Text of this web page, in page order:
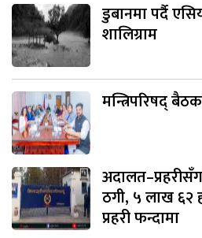
डुबानमा पर्दै
शालिग्राम
मन्त्रिपरिषद्
ठगी, ५ लाख
प्रहरी फन्दामा